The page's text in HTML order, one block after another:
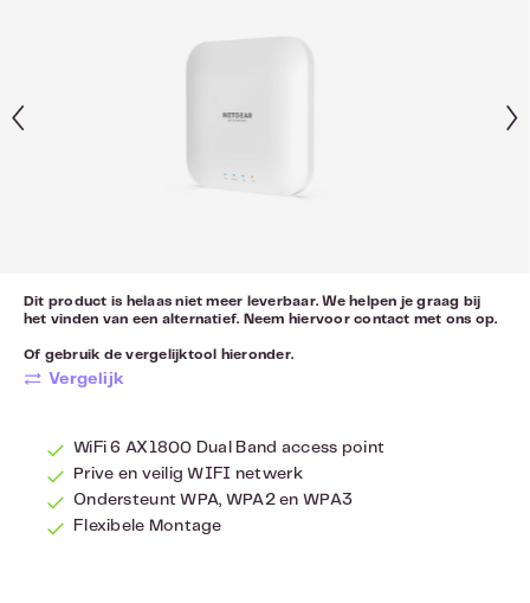
Dit product is helaas niet meer leverbaar. We helpen je graag bij
het vinden van een alternatief. Neem hiervoorcontact met ons op.
Of gebruik de vergelijktool hieronder.
Vergelijk
WiFi 6 AX1800 Dual Band access point
Prive en veilig WIFI netwerk
Ondersteunt WPA, WPA2 en WPA3
Flexibele Montage